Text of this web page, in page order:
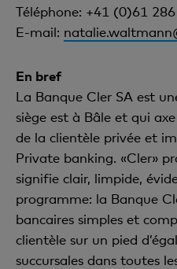
Téléphone: +41 (0)61
E-mail:
En bref
La Banque Cler SA est
siège est à Bâle et qui
de la clientèle privée et
Private banking. «Cler»
signifie clair, limpide,
programme: la Banque
bancaires simples et
clientèle sur un pied
succursales dans toutes